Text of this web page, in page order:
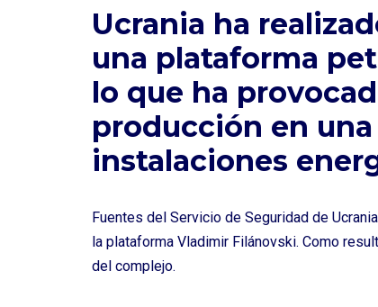
Ucrania ha
una plataforma
lo que ha
producción en
instalaciones
Fuentes del Servicio de Seguridad de
la plataforma Vladimir Filánovski. Como
del complejo.